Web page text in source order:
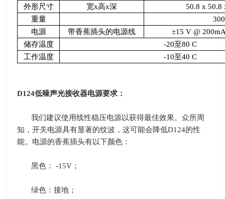
外形尺寸
宽x高x深
50.8 x 50.8
重量
300
电源
带香蕉插头的电源线 ±15 V @
储存温度
-20至80 C
工作温度
-10至40 C
D124低噪声光接收器电源要求：
我们建议使用线性稳压电源以获得最佳效果。众所周
知，开关电源具有显著的纹波，这可能会降低D124的性
能。电源的香蕉插头有以下颜色：
黑色： -15V ；
绿色：接地；